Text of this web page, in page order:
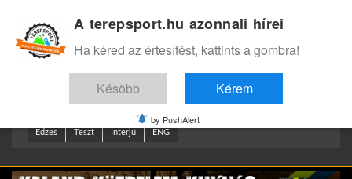
Edzes Teszt Interjú ENG
A terepsport.hu azonnali hírei
Ha kéred az értesítést, kattints a gombra!
Késöbb Kérem
by PushAlert